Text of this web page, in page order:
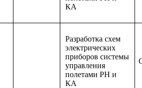
КА
Разработка схем
электрических
приборов системы
управления
полетами РН и
КА